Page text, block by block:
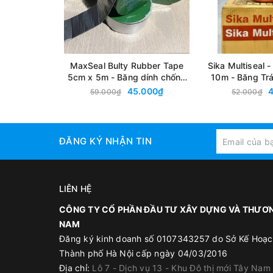
MaxSeal Bulty Rubber Tape
5cm x 5m - Băng dính chống
thấm
59.000₫ 45.000₫
Sika Multiseal -
10m - Băng
Thấm
52.000₫
ĐĂNG KÝ NHẬN TIN
LIÊN HỆ
CÔNG TY CỔ PHẦN ĐẦU TƯ XÂY DỰNG VÀ
NAM
Đăng ký kinh doanh số 0107343257 do Sở Kế
Thành phố Hà Nội cấp ngày 04/03/2016
Địa chỉ: Lô 7 - Dịch vụ 13 - Khu Đô thị mới Tây Nam